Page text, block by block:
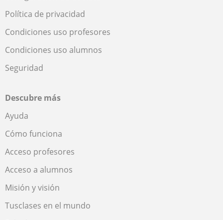
Política de privacidad
Condiciones uso profesores
Condiciones uso alumnos
Seguridad
Descubre más
Ayuda
Cómo funciona
Acceso profesores
Acceso a alumnos
Misión y visión
Tusclases en el mundo